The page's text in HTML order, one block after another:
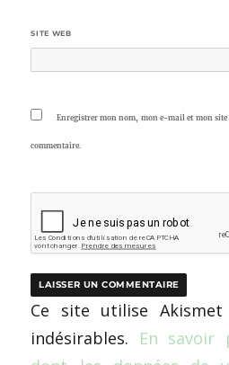
SITE WEB
Enregistrer mon nom, mon e-mail et mon
commentaire.
Ce site utilise
indésirables. En savoir